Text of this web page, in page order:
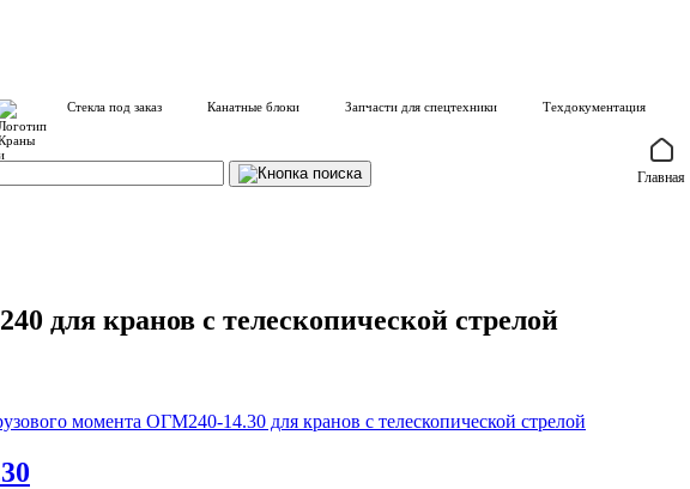
Стекла под заказ Канатные блоки Запчасти для спецтехники Техдокументация
Главная
для кранов с телескопической стрелой